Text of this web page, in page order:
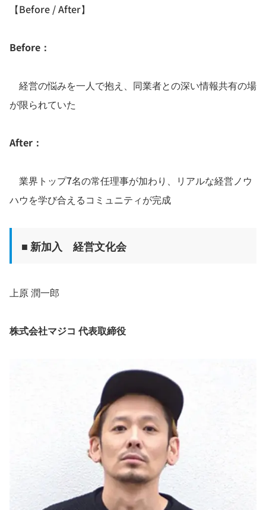
【Before / After】
Before：
経営の悩みを一人で抱え、同業者との深い情報共有の場
が限られていた
After：
業界トップ7名の常任理事が加わり、リアルな経営ノウ
ハウを学び合えるコミュニティが完成
■ 新加入 経営文化会
上原 潤一郎
株式会社マジコ 代表取締役